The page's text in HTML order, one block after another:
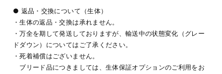
● 返品・交換について（生体）
・生体の返品・交換は承れません。
・万全を期して発送しておりますが、輸送中の状態変化（グレー
ドダウン）についてはご了承ください。
・死着補償はございません。
ブリード品につきましては、生体保証オプションのご利用をお